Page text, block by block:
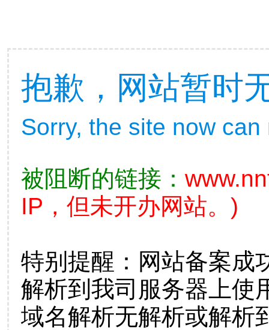
抱歉，网站暂时
Sorry, the site now
被阻断的链接：
IP，但未开办网站。)
特别提醒：网站备案成
解析到我司服务器上使
域名解析无解析或解析